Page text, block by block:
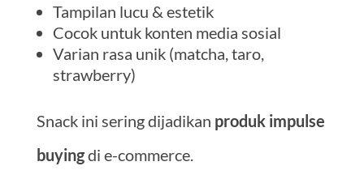
Tampilan lucu & estetik
Cocok untuk konten media sosial
Varian rasa unik (matcha, taro,
strawberry)
Snack ini sering dijadikan produk impulse
buyingdi e-commerce.